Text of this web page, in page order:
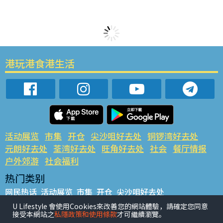
港玩港食港生活
活动展览 市集 开仓 尖沙咀好去处 铜锣湾好去处
元朗好去处 荃湾好去处 旺角好去处 社会 餐厅情报
户外郊游 社会福利
热门类别
网民热话 活动展览 市集 开仓 尖沙咀好去处
铜锣湾好去处 元朗好去处 荃湾好去处 旺角好去处 社会
餐厅情报 户外郊游
U Lifestyle 會使用Cookies來改善您的網站體驗，請確定您同意
接受本網站之私隱政策和使用條款才可繼續瀏覽。